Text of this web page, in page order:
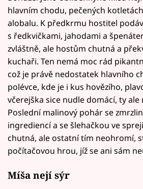
hlavním chodu, pečených
alobalu. K předkrmu hostitel
s ředkvičkami, jahodami a
zvláštně, ale hostům chutná a
kuchaři. Ten nemá moc rád
což je právě nedostatek hlavního
polévce, kde je i kus hovězího,
včerejška sice nudle domácí, ty ale
Poslední malinový pohár se
ingrediencí a se šlehačkou ve
chutná, ale ostatní tím neohromí,
počítačovou hrou, jíž se ani sám
Míša nejí sýr